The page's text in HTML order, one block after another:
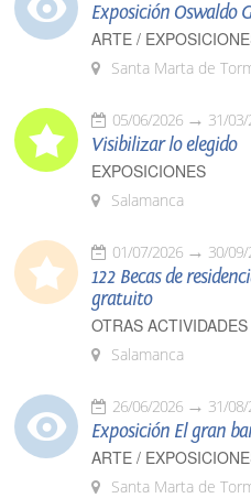
Exposición Oswaldo
ARTE /
Santa Marta de
05/06/2026 31/
Visibilizar lo elegido
EXPOSICIONES
Salamanca
01/07/2026 30/
122 Becas de
gratuito
OTRAS ACTIVIDADES
Salamanca
26/06/2026 31/
Exposición El gran
ARTE /
Santa Marta de